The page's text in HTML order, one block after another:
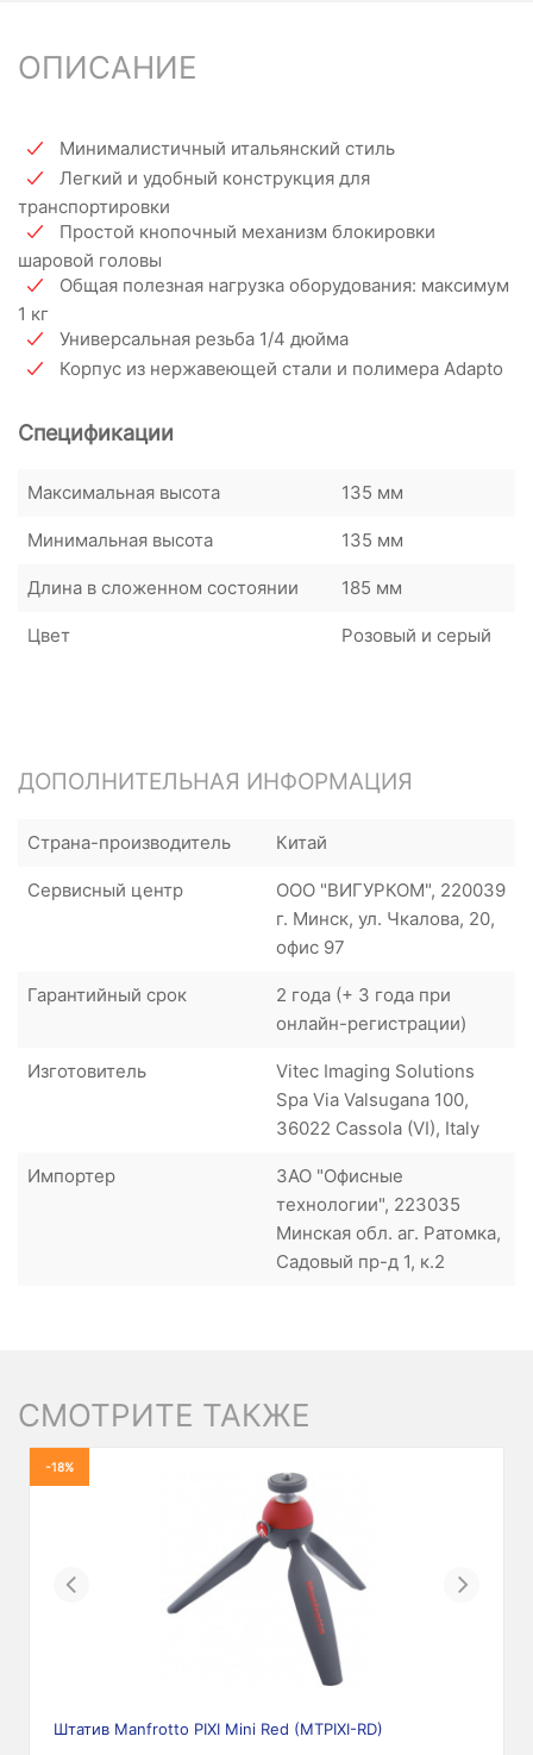
ОПИСАНИЕ
Минималистичный итальянский стиль
Легкий и удобный конструкция для
транспортировки
Простой кнопочный механизм блокировки
шаровой головы
Общая полезная нагрузка оборудования: максимум
1 кг
Универсальная резьба 1/4 дюйма
Корпус из нержавеющей стали и полимера Adapto
Спецификации
Максимальная высота 135 мм
Минимальная высота 135 мм
Длина в сложенном состоянии 185 мм
Цвет Розовый и серый
ДОПОЛНИТЕЛЬНАЯ ИНФОРМАЦИЯ
Страна-производитель Китай
Сервисный центр
ООО "ВИГУРКОМ", 220039
г. Минск, ул. Чкалова, 20,
офис 97
Гарантийный срок
2 года (+ 3 года при
онлайн-регистрации)
Изготовитель
Vitec Imaging Solutions
Spa Via Valsugana 100,
36022 Cassola (VI), Italy
Импортер
ЗАО "Офисные
технологии", 223035
Минская обл. аг. Ратомка,
Садовый пр-д 1, к.2
СМОТРИТЕ ТАКЖЕ
-18%
Previous Next
Штатив Manfrotto PIXI Mini Red (MTPIXI-RD)